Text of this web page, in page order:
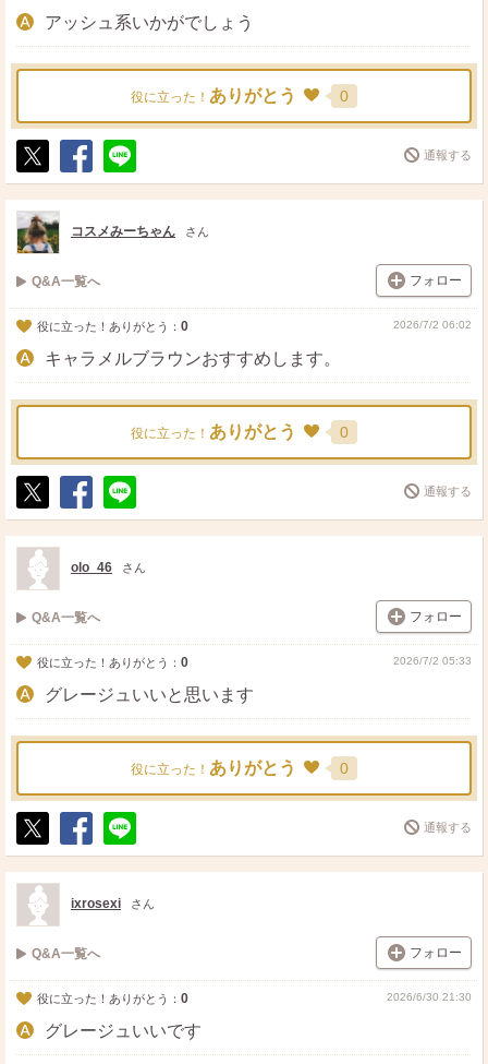
アッシュ系いかがでしょう
役に立った！ ありがとう 0
ポ
ス
ト
シ
ェ
送
る
通報する
コスメみーちゃん さん
Q&A一覧へ フォロー
役に立った！ありがとう： 0 2026/7/2 06:02
キャラメルブラウンおすすめします。
役に立った！ ありがとう 0
ポ
ス
ト
シ
ェ
送
る
通報する
olo_46 さん
Q&A一覧へ フォロー
役に立った！ありがとう： 0 2026/7/2 05:33
グレージュいいと思います
役に立った！ ありがとう 0
ポ
ス
ト
シ
ェ
送
る
通報する
ixrosexi さん
Q&A一覧へ フォロー
役に立った！ありがとう： 0 2026/6/30 21:30
グレージュいいです